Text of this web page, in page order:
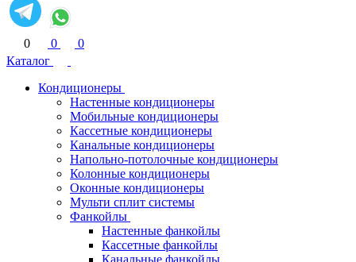
0 0
0
Каталог
Кондиционеры
Настенные кондиционеры
Мобильные кондиционеры
Кассетные кондиционеры
Канальные кондиционеры
Напольно-потолочные кондиционеры
Колонные кондиционеры
Оконные кондиционеры
Мульти сплит системы
Фанкойлы
Настенные фанкойлы
Кассетные фанкойлы
Канальные фанкойлы